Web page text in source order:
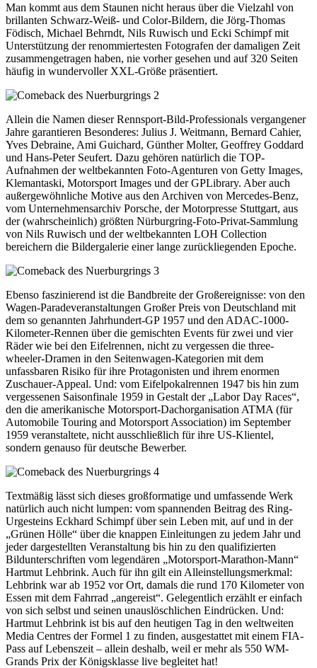
Man kommt aus dem Staunen nicht heraus über die Vielzahl von
brillanten Schwarz-Weiß- und Color-Bildern, die Jörg-Thomas
Födisch, Michael Behrndt, Nils Ruwisch und Ecki Schimpf mit
Unterstützung der renommiertesten Fotografen der damaligen Zeit
zusammengetragen haben, nie vorher gesehen und auf 320 Seiten
häufig in wundervoller XXL-Größe präsentiert.
Allein die Namen dieser Rennsport-Bild-Professionals vergangener
Jahre garantieren Besonderes: Julius J. Weitmann, Bernard Cahier,
Yves Debraine, Ami Guichard, Günther Molter, Geoffrey Goddard
und Hans-Peter Seufert. Dazu gehören natürlich die TOP-
Aufnahmen der weltbekannten Foto-Agenturen von Getty Images,
Klemantaski, Motorsport Images und der GPLibrary. Aber auch
außergewöhnliche Motive aus den Archiven von Mercedes-Benz,
vom Unternehmensarchiv Porsche, der Motorpresse Stuttgart, aus
der (wahrscheinlich) größten Nürburgring-Foto-Privat-Sammlung
von Nils Ruwisch und der weltbekannten LOH Collection
bereichern die Bildergalerie einer lange zurückliegenden Epoche.
Ebenso faszinierend ist die Bandbreite der Großereignisse: von den
Wagen-Paradeveranstaltungen Großer Preis von Deutschland mit
dem so genannten Jahrhundert-GP 1957 und den ADAC-1000-
Kilometer-Rennen über die gemischten Events für zwei und vier
Räder wie bei den Eifelrennen, nicht zu vergessen die three-
wheeler-Dramen in den Seitenwagen-Kategorien mit dem
unfassbaren Risiko für ihre Protagonisten und ihrem enormen
Zuschauer-Appeal. Und: vom Eifelpokalrennen 1947 bis hin zum
vergessenen Saisonfinale 1959 in Gestalt der „Labor Day Races“,
den die amerikanische Motorsport-Dachorganisation ATMA (für
Automobile Touring and Motorsport Association) im September
1959 veranstaltete, nicht ausschließlich für ihre US-Klientel,
sondern genauso für deutsche Bewerber.
Textmäßig lässt sich dieses großformatige und umfassende Werk
natürlich auch nicht lumpen: vom spannenden Beitrag des Ring-
Urgesteins Eckhard Schimpf über sein Leben mit, auf und in der
„Grünen Hölle“ über die knappen Einleitungen zu jedem Jahr und
jeder dargestellten Veranstaltung bis hin zu den qualifizierten
Bildunterschriften vom legendären „Motorsport-Marathon-Mann“
Hartmut Lehbrink. Auch für ihn gilt ein Alleinstellungsmerkmal:
Lehbrink war ab 1952 vor Ort, damals die rund 170 Kilometer von
Essen mit dem Fahrrad „angereist“. Gelegentlich erzählt er einfach
von sich selbst und seinen unauslöschlichen Eindrücken. Und:
Hartmut Lehbrink ist bis auf den heutigen Tag in den weltweiten
Media Centres der Formel 1 zu finden, ausgestattet mit einem FIA-
Pass auf Lebenszeit – allein deshalb, weil er mehr als 550 WM-
Grands Prix der Königsklasse live begleitet hat!